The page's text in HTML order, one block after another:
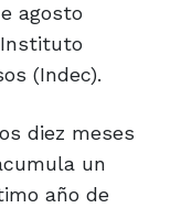
agosto
(Indec).
diez meses
un
año de